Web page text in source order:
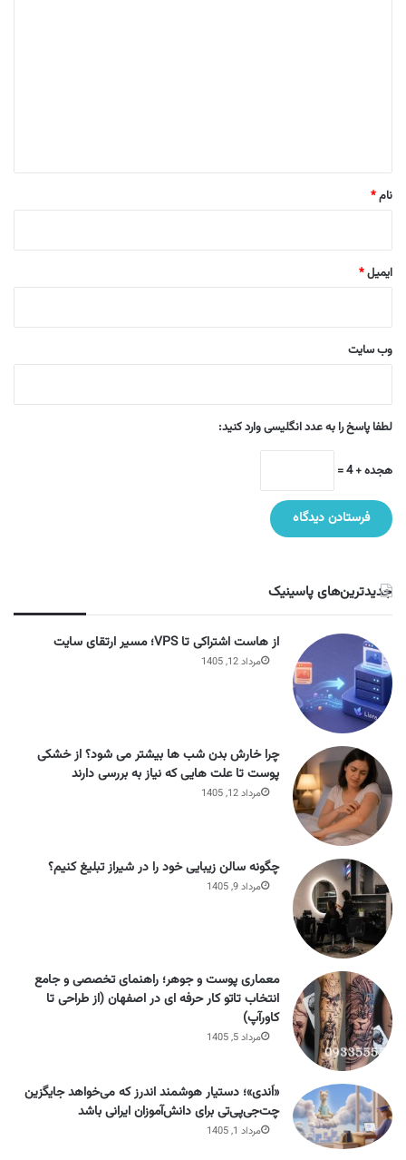
نام*
ایمیل*
وب‌ سایت
لطفا پاسخ را به عدد انگلیسی وارد کنید:
هجده + 4 =
جدیدترین‌های پاسینیک
از هاست اشتراکی تا VPS؛ مسیر ارتقای سایت
مرداد 12, 1405
چرا خارش بدن شب ها بیشتر می شود؟ از خشکی
پوست تا علت هایی که نیاز به بررسی دارند
مرداد 12, 1405
چگونه سالن زیبایی خود را در شیراز تبلیغ کنیم؟
مرداد 9, 1405
معماری پوست و جوهر؛ راهنمای تخصصی و جامع
انتخاب تاتو کار حرفه ای در اصفهان (از طراحی تا
کاورآپ)
مرداد 5, 1405
«اَندی»؛ دستیار هوشمند اندرز که می‌خواهد جایگزین
چت‌جی‌پی‌تی برای دانش‌آموزان ایرانی باشد
مرداد 1, 1405